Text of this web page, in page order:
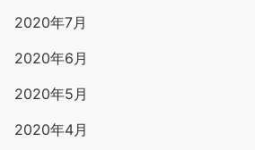
2020年7月
2020年6月
2020年5月
2020年4月